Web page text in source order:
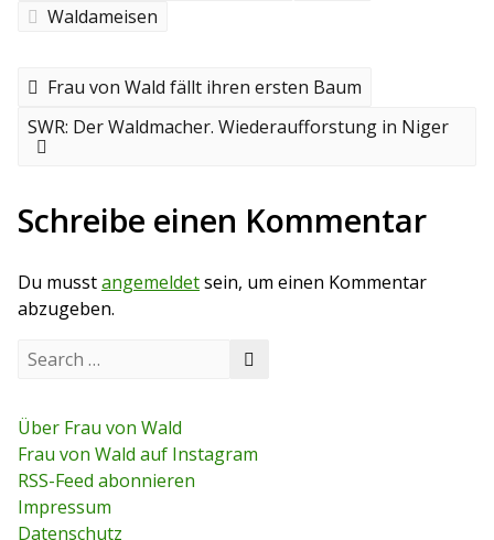
Waldameisen
B
e
t
r
a
g
s
a
v
i
P
e
u
s
s
t
Frau von Wald fällt ihren ersten Baum
N
p
o
SWR: Der Waldmacher. Wiederaufforstung in Niger
Schreibe einen Kommentar
Du musstangemeldetsein, um einen Kommentar
abzugeben.
c
h
f
o
r
:
h
Über Frau von Wald
Frau von Wald auf Instagram
RSS-Feed abonnieren
Impressum
Datenschutz